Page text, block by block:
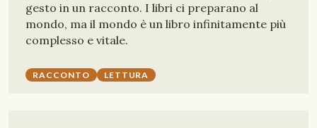
gesto in un racconto. I libri ci preparano al
mondo, ma il mondo è un libro infinitamente più
complesso e vitale.
RACCONTO LETTURA